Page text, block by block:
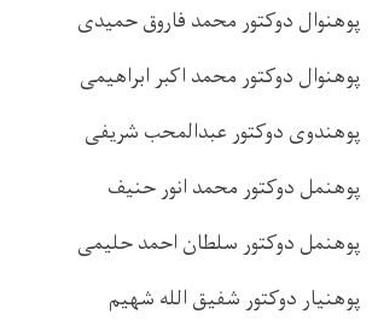
پوهنوال دوکتور محمد فاروق حمیدی
پوهنوال دوکتور محمد اکبر ابراهیمی
پوهندوی دوکتور عبدالمحب شریفی
پوهنمل دوکتور محمد انور حنیف
پوهنمل دوکتور سلطان احمد حلیمی
پوهنیار دوکتور شفیق الله شهیم